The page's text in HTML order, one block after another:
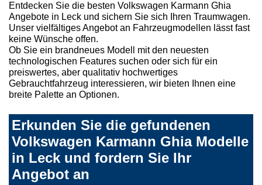
Entdecken Sie die besten Volkswagen Karmann Ghia
Angebote in Leck und sichern Sie sich Ihren Traumwagen.
Unser vielfältiges Angebot an Fahrzeugmodellen lässt fast
keine Wünsche offen.
Ob Sie ein brandneues Modell mit den neuesten
technologischen Features suchen oder sich für ein
preiswertes, aber qualitativ hochwertiges
Gebrauchtfahrzeug interessieren, wir bieten Ihnen eine
breite Palette an Optionen.
Erkunden Sie die gefundenen
Volkswagen Karmann Ghia Modelle
in Leck und fordern Sie Ihr
Angebot an